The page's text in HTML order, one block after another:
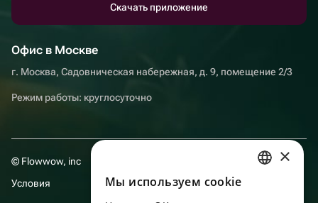
Скачать приложение
Офис в Москве
г. Москва, Садовническая набережная, д. 9, помещение 2/3
Режим работы: круглосуточно
© Flowwow, inc
Условия
×
Мы используем сookie